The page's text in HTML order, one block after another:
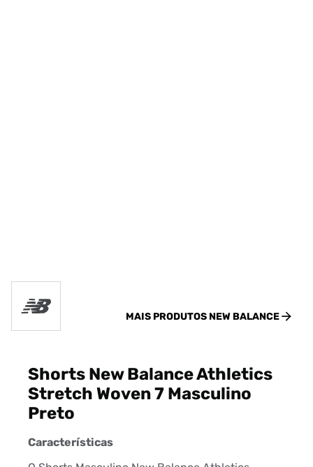
MAIS PRODUTOS NEW BALANCE
Shorts New Balance Athletics
Stretch Woven 7 Masculino
Preto
Características